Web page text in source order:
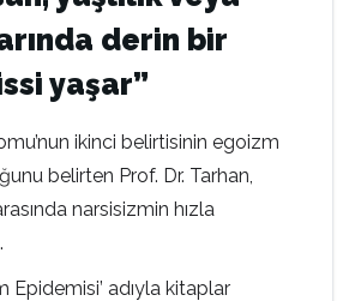
derin bir
yaşar”
ikinci belirtisinin egoizm
belirten Prof. Dr. Tarhan,
narsisizmin hızla
Epidemisi’ adıyla kitaplar